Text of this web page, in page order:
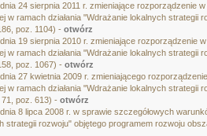
24 sierpnia 2011 r. zmieniające rozporządzenie
w ramach działania "Wdrażanie lokalnych strategii
poz. 1104) - otwórz
19 sierpnia 2010 r. zmieniające rozporządzenie
w ramach działania "Wdrażanie lokalnych strategii
poz. 1067) - otwórz
27 kwietnia 2009 r. zmieniającego
w ramach działania "Wdrażanie lokalnych strategii
poz. 613) - otwórz
8 lipca 2008 r. w sprawie szczegółowych
strategii rozwoju" objętego programem rozwoju